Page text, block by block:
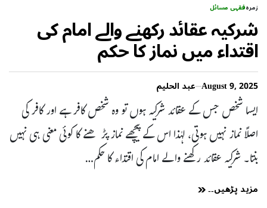
زمرہفقہی مسائل
شرکیہ عقائد رکھنے والے امام کی
اقتداء میں نماز کا حکم
August 9, 2025 عبد الحلیم
ایسا شخص جس کے عقائد شرکیہ ہوں تو وہ شخص کافر ہے اور کافر کی
اصلاً نماز نہیں ہوتی، لہٰذا اس کے پیچھے نماز پڑھنے کا کوئی معنی ہی نہیں
بنتا۔ شرکیہ عقائد رکھنے والے امام کی اقتداء کا حکم…
مزید پڑھیں۔۔